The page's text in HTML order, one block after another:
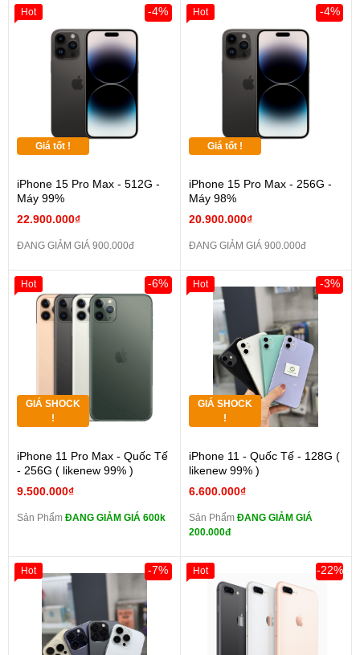
Giá tốt !
iPhone 15 Pro Max - 512G -
Máy 99%
22.900.000₫
-4%
ĐANG GIẢM GIÁ 900.000đ
Hot
Giá tốt !
iPhone 15 Pro Max - 256G -
Máy 98%
20.900.000₫
-4%
ĐANG GIẢM GIÁ 900.000đ
Hot
GIÁ SHOCK
!
iPhone 11 Pro Max - Quốc Tế
- 256G ( likenew 99% )
9.500.000₫
-6%
Sản Phẩm ĐANG GIẢM GIÁ 600k
Hot
GIÁ SHOCK
!
iPhone 11 - Quốc Tế - 128G (
likenew 99% )
6.600.000₫
-3%
Sản Phẩm ĐANG GIẢM GIÁ
200.000đ
Hot
-7%
Hot -22%
Hot